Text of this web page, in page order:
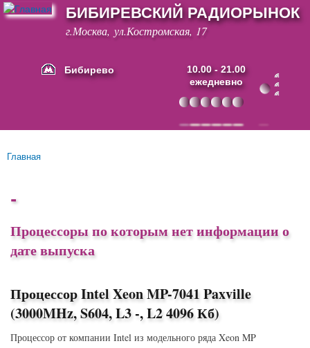
Перейти к
основному
содержанию
БИБИРЕВСКИЙ РАДИОРЫНОК
г.Москва, ул.Костромская, 17
Бибирево
10.00 - 21.00
ежедневно
Основные ссылки
Вы здесь
Главная
-
Процессоры по которым нет информации о
дате выпуска
Процессор Intel Xeon MP-7041 Paxville
(3000MHz, S604, L3 -, L2 4096 Кб)
Процессор от компании Intel из модельного ряда Xeon MP